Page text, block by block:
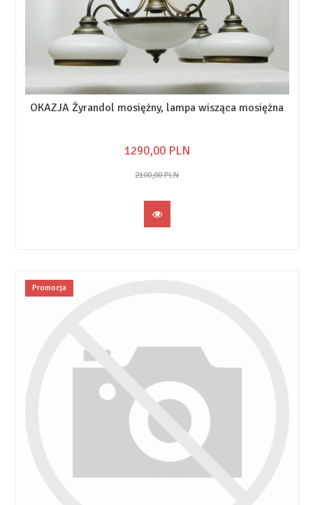
OKAZJA Żyrandol mosiężny, lampa wisząca mosiężna
1290,00PLN
2100,00 PLN
Promocja